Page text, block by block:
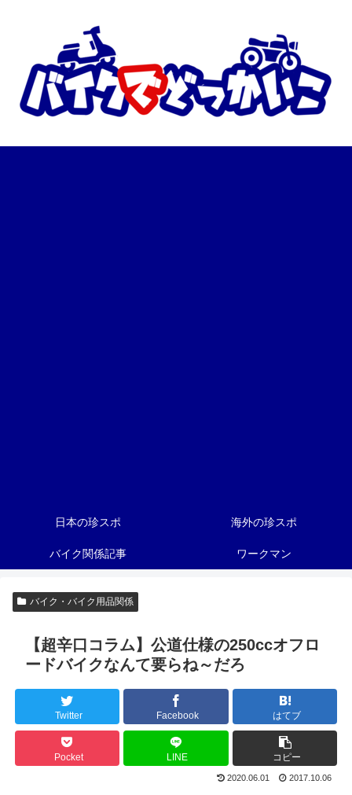
日本の珍スポ 海外の珍スポ
バイク関係記事 ワークマン
バイク・バイク用品関係
【超辛口コラム】公道仕様の250ccオフロ
ードバイクなんて要らね～だろ
Twitter Facebook はてブ
Pocket LINE コピー
2020.06.01 2017.10.06